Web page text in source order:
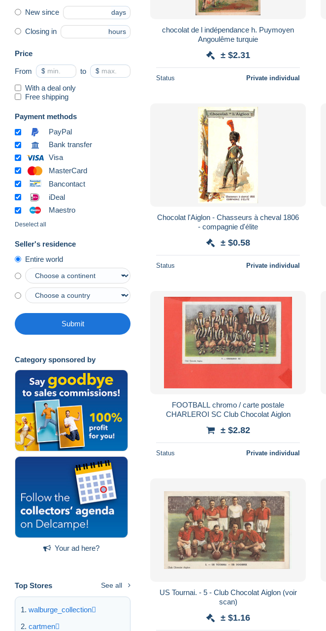
New since days
Closing in hours
Price
From $ to $
With a deal only
Free shipping
Payment methods
PayPal
Bank transfer
Visa
MasterCard
Bancontact
iDeal
Maestro
Deselect all
Seller's residence
Entire world
Submit
Category sponsored by
Your ad here?
Top Stores See all
walburge_collection
cartmen
chocolat de l indépendance h. Puymoyen
Angoulême turquie
± $2.31
Status Private individual
Chocolat l'Aiglon - Chasseurs à cheval 1806
- compagnie d'élite
± $0.58
Status Private individual
FOOTBALL chromo / carte postale
CHARLEROI SC Club Chocolat Aiglon
± $2.82
Status Private individual
US Tournai. - 5 - Club Chocolat Aiglon (voir
scan)
± $1.16